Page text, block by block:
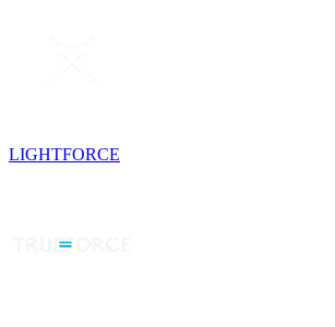
LIGHTFORCE